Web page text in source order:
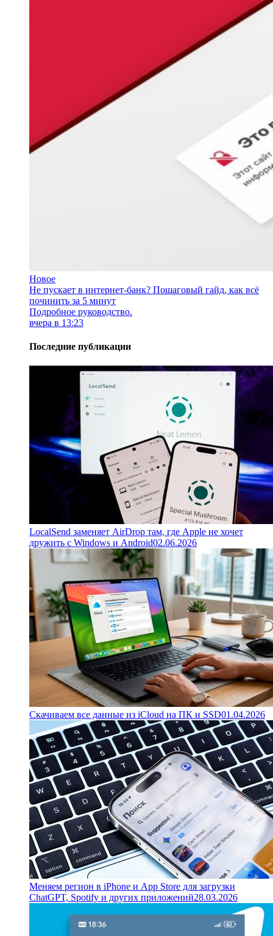
Новое
Не пускает в интернет-банк? Пошаговый гайд, как всё
починить за 5 минут
Подробное руководство.
вчера в 13:23
Последние публикации
LocalSend заменяет AirDrop там, где Apple не хочет
дружить с Windows и Android02.06.2026
Скачиваем все данные из iCloud на ПК и SSD01.04.2026
Меняем регион в iPhone и App Store для загрузки
ChatGPT, Spotify и других приложений28.03.2026